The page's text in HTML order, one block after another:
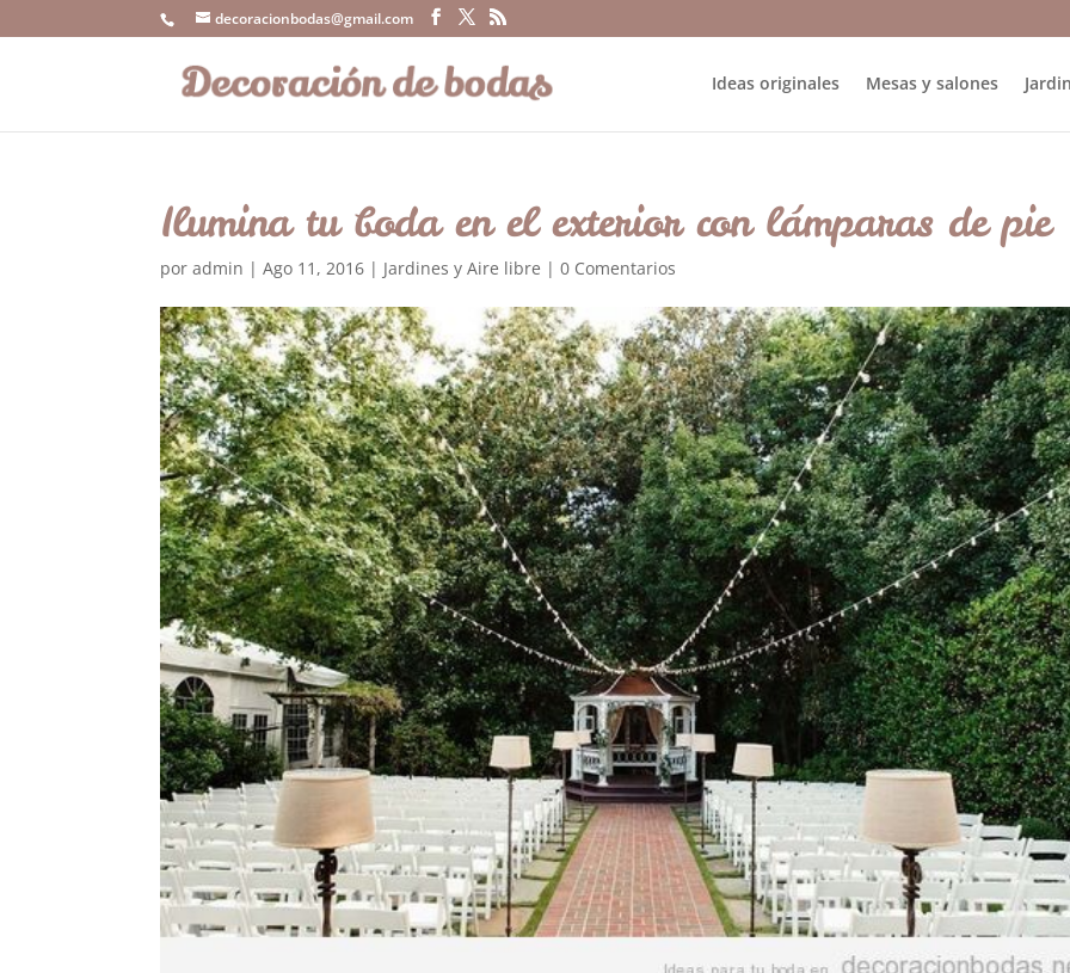
decoracionbodas@gmail.com
Ideas originales Mesas y salones
Ilumina tu boda en el exterior con lámparas de pie
poradmin |Ago 11, 2016 | Jardines y Aire libre |0 Comentarios